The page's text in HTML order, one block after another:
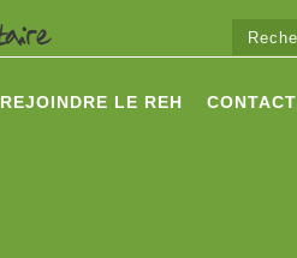
REJOINDRE LE REH CONTACT